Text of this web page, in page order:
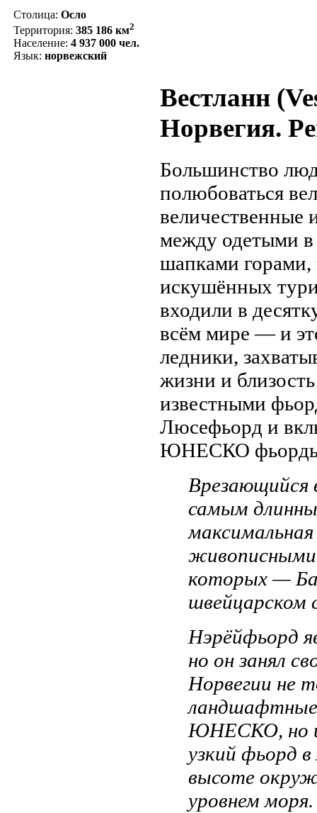
Столица: Осло
Территория: 385 186 км2
Население: 4 937 000 чел.
Язык: норвежский
Вестланн
Норвегия.
Большинство
полюбоваться
величественные
между одетыми
шапками
искушённых
входили в
всём мире — и
ледники,
жизни и
известными
Люсефьорд и
ЮНЕСКО фьорды
Врезающийся
самым
живописными
которых —
швейцарском
Нэрёйфьорд
но он занял
Норвегии не
ландшафтные
ЮНЕСКО, но и
узкий фьорд
высоте
уровнем моря.